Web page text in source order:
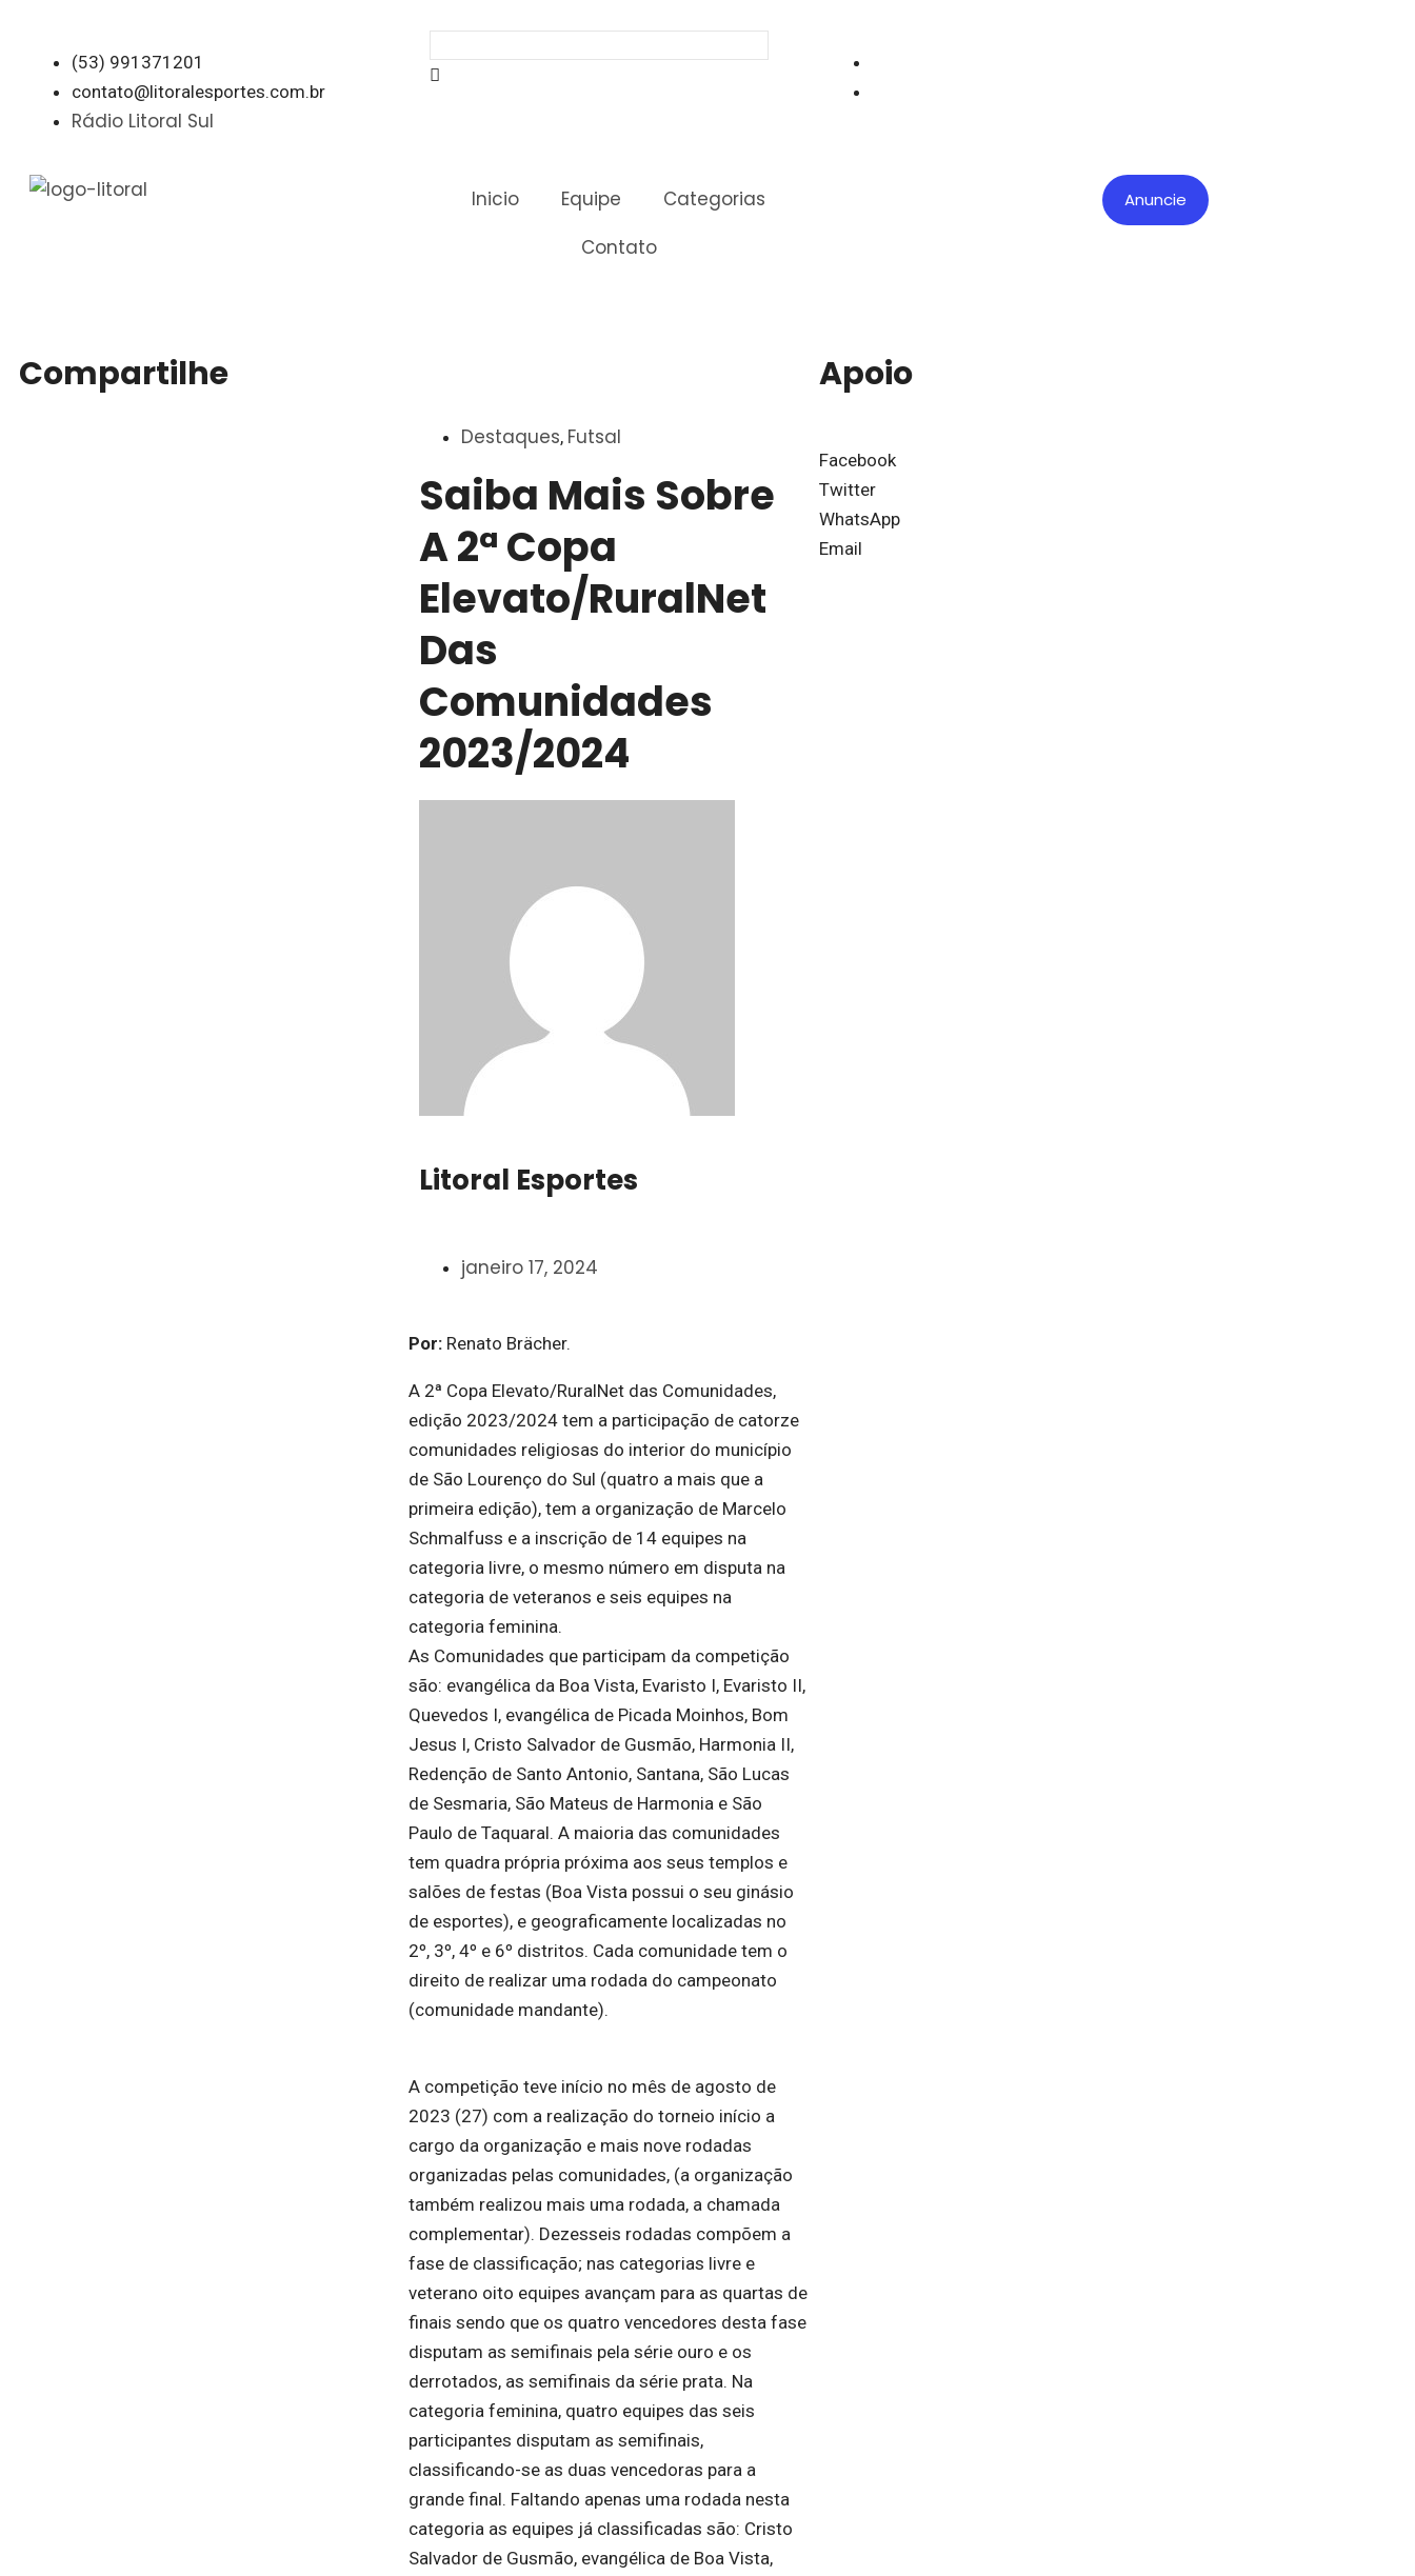
(53) 991371201
contato@litoralesportes.com.br
Rádio Litoral Sul
Inicio Equipe
Categorias
Contato
Anuncie
Compartilhe
Destaques, Futsal
Saiba Mais Sobre
A 2ª Copa
Elevato/RuralNet
Das
Comunidades
2023/2024
Litoral Esportes
janeiro 17, 2024
Por:Renato Brächer.
A 2ª Copa Elevato/RuralNet das Comunidades,
edição 2023/2024 tem a participação de catorze
comunidades religiosas do interior do município
de São Lourenço do Sul (quatro a mais que a
primeira edição), tem a organização de Marcelo
Schmalfuss e a inscrição de 14 equipes na
categoria livre, o mesmo número em disputa na
categoria de veteranos e seis equipes na
categoria feminina.
As Comunidades que participam da competição
são: evangélica da Boa Vista, Evaristo I, Evaristo II,
Quevedos I, evangélica de Picada Moinhos, Bom
Jesus I, Cristo Salvador de Gusmão, Harmonia II,
Redenção de Santo Antonio, Santana, São Lucas
de Sesmaria, São Mateus de Harmonia e São
Paulo de Taquaral. A maioria das comunidades
tem quadra própria próxima aos seus templos e
salões de festas (Boa Vista possui o seu ginásio
de esportes), e geograficamente localizadas no
2º, 3º, 4º e 6º distritos. Cada comunidade tem o
direito de realizar uma rodada do campeonato
(comunidade mandante).
A competição teve início no mês de agosto de
2023 (27) com a realização do torneio início a
cargo da organização e mais nove rodadas
organizadas pelas comunidades, (a organização
também realizou mais uma rodada, a chamada
complementar). Dezesseis rodadas compõem a
fase de classificação; nas categorias livre e
veterano oito equipes avançam para as quartas de
finais sendo que os quatro vencedores desta fase
disputam as semifinais pela série ouro e os
derrotados, as semifinais da série prata. Na
categoria feminina, quatro equipes das seis
participantes disputam as semifinais,
classificando-se as duas vencedoras para a
grande final. Faltando apenas uma rodada nesta
categoria as equipes já classificadas são: Cristo
Salvador de Gusmão, evangélica de Boa Vista,
Apoio
Facebook
Twitter
WhatsApp
Email